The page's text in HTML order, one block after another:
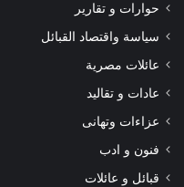
حوارات و تقارير
سياسة واقتصاد القبائل
عائلات مصرية
عادات و تقاليد
عزاءات وتهانى
فنون و ادب
قبائل و عائلات